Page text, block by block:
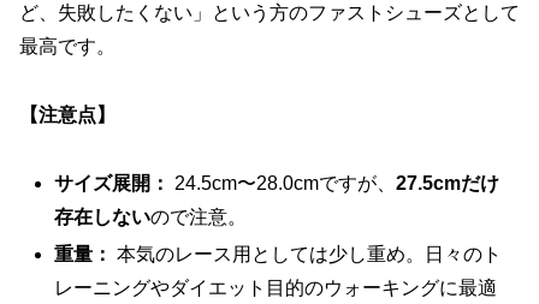
ど、失敗したくない」という方のファストシューズとして
最高です。
【注意点】
サイズ展開： 24.5cm〜28.0cmですが、27.5cmだけ
存在しないので注意。
重量： 本気のレース用としては少し重め。日々のト
レーニングやダイエット目的のウォーキングに最適